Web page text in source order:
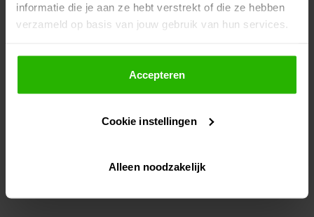
informatie die je aan ze hebt verstrekt of die ze hebben
verzameld op basis van jouw gebruik van hun services.
Als je op "Accepteer" klikt, dan geef je Voordeeluitjes.nl
toestemming om cookies voor social media en
gepersonaliseerde advertenties te plaatsen.
Lees hier meer over in onsprivacybeleid
Via "Cookie instellingen" kun je ook zelf instellen welke
Accepteren
Cookie instellingen
Alleen noodzakelijk
information).